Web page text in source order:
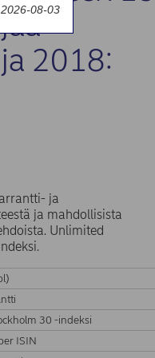
2018:
ja
ja mahdollisista
Unlimited
30 -indeksi
ISIN
08-03